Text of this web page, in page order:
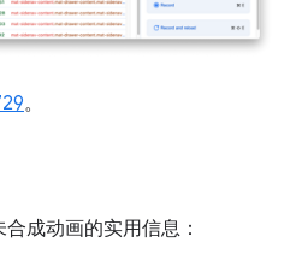
。
成动画的实用信息：